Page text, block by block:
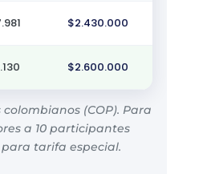
$2.430.000
$2.600.000
colombianos (COP). Para
a 10 participantes
tarifa especial.